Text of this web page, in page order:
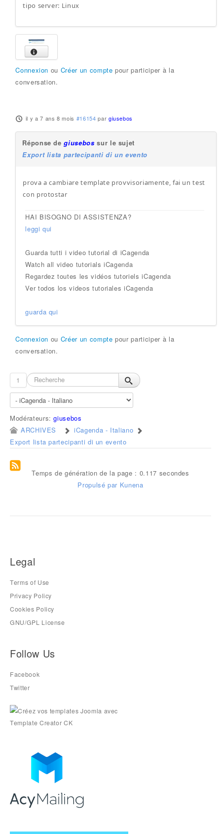
tipo server: Linux
Connexion ou Créer un compte pour participer à la
conversation.
il y a 7 ans 8 mois #16154 par giusebos
Réponse degiusebos sur le sujet
Export lista partecipanti di un evento
prova a cambiare template provvisoriamente, fai un test
con protostar
HAI BISOGNO DI ASSISTENZA?
leggi qui
Guarda tutti i video tutorial di iCagenda
Watch all video tutorials iCagenda
Regardez toutes les vidéos tutoriels iCagenda
Ver todos los videos tutoriales iCagenda
guarda qui
Connexion ou Créer un compte pour participer à la
conversation.
1
Modérateurs:giusebos
ARCHIVES
iCagenda - Italiano
Export lista partecipanti di un evento
Temps de génération de la page : 0.117 secondes
Propulsé par Kunena
Legal
Terms of Use
Privacy Policy
Cookies Policy
GNU/GPL License
Follow Us
Facebook
Twitter